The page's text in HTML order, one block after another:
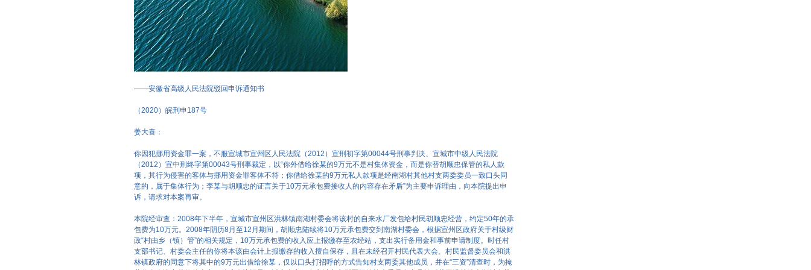
——安徽省高级人民法院驳回申诉通知书
（2020）皖刑申187号
姜大喜：
你因犯挪用资金罪一案，不服宣城市宣州区人民法院（2012）宣刑初字第00044号刑事判决、宣城市中级人民法院
（2012）宣中刑终字第00043号刑事裁定，以“你外借给徐某的9万元不是村集体资金，而是你替胡顺忠保管的私人款
项，其行为侵害的客体与挪用资金罪客体不符；你借给徐某的9万元私人款项是经南湖村其他村支两委委员一致口头同
意的，属于集体行为；李某与胡顺忠的证言关于10万元承包费接收人的内容存在矛盾”为主要申诉理由，向本院提出申
诉，请求对本案再审。
本院经审查：2008年下半年，宣城市宣州区洪林镇南湖村委会将该村的自来水厂发包给村民胡顺忠经营，约定50年的承
包费为10万元。2008年阴历8月至12月期间，胡顺忠陆续将10万元承包费交到南湖村委会，根据宣州区政府关于村级财
政“村由乡（镇）管”的相关规定，10万元承包费的收入应上报缴存至农经站，支出实行备用金和事前申请制度。时任村
支部书记、村委会主任的你将本该由会计上报缴存的收入擅自保存，且在未经召开村民代表大会、村民监督委员会和洪
林镇政府的同意下将其中的9万元出借给徐某，仅以口头打招呼的方式告知村支两委其他成员，并在“三资”清查时，为掩